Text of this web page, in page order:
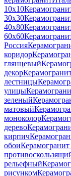
10x10
30x30
40x80
60x60
Россия
коридор
глянцевый
декор
лестницы
улицы
зеленый
матовый
моноколор
дерево
кирпич
обои
рельефный
рисунком